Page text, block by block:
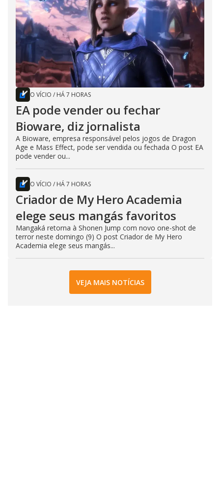
O VÍCIO / HÁ 7 HORAS
EA pode vender ou fechar
Bioware, diz jornalista
A Bioware, empresa responsável pelos jogos de Dragon
Age e Mass Effect, pode ser vendida ou fechada O post EA
pode vender ou...
O VÍCIO / HÁ 7 HORAS
Criador de My Hero Academia
elege seus mangás favoritos
Mangaká retorna à Shonen Jump com novo one-shot de
terror neste domingo (9) O post Criador de My Hero
Academia elege seus mangás...
VEJA MAIS NOTÍCIAS